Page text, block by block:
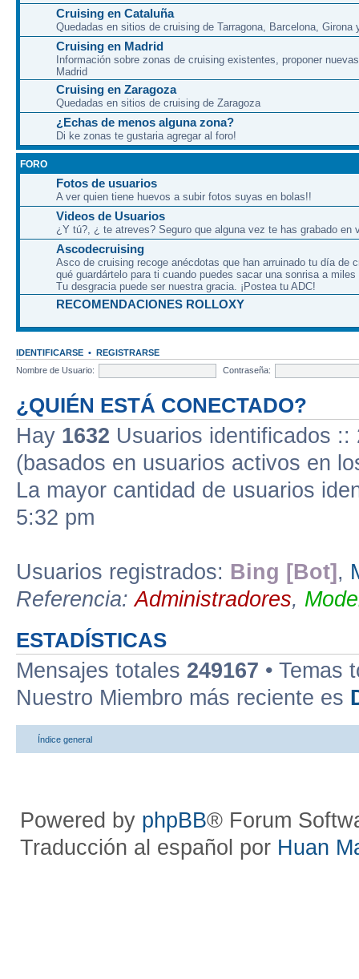
Cruising en Cataluña
Quedadas en sitios de cruising de Tarragona, Barcelona, Girona
Cruising en Madrid
Información sobre zonas de cruising existentes, proponer
Madrid
Cruising en Zaragoza
Quedadas en sitios de cruising de Zaragoza
¿Echas de menos alguna zona?
Di ke zonas te gustaria agregar al foro!
FORO
Fotos de usuarios
A ver quien tiene huevos a subir fotos suyas en bolas!!
Videos de Usuarios
¿Y tú?, ¿ te atreves? Seguro que alguna vez te has grabado en
Ascodecruising
Asco de cruising recoge anécdotas que han arruinado tu día de
qué guardártelo para ti cuando puedes sacar una sonrisa a miles
Tu desgracia puede ser nuestra gracia. ¡Postea tu ADC!
RECOMENDACIONES ROLLOXY
IDENTIFICARSE • REGISTRARSE
Nombre de Usuario:
Contraseña:
¿QUIÉN ESTÁ CONECTADO?
Hay 1632 Usuarios identificados
(basados en usuarios activos en
La mayor cantidad de usuarios
5:32 pm
Usuarios registrados: Bing [Bot] ,
Referencia:Administradores,
ESTADÍSTICAS
Mensajes totales 249167 • Temas
Nuestro Miembro más reciente es
Índice general
Powered by phpBB® Forum
Traducción al español por Huan